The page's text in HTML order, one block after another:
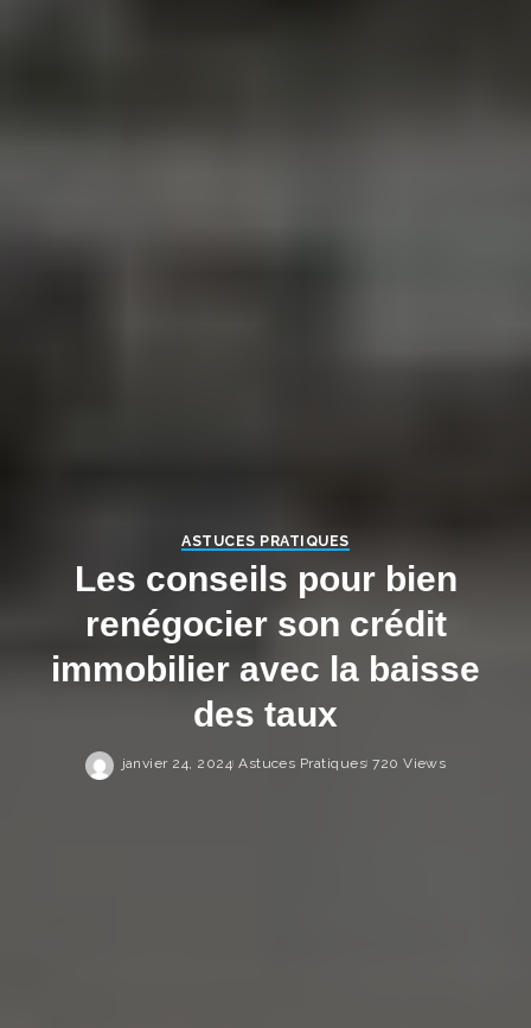
ASTUCES PRATIQUES
Les conseils pour bien
renégocier son crédit
immobilier avec la baisse
des taux
janvier 24, 2024 Astuces Pratiques 720 Views